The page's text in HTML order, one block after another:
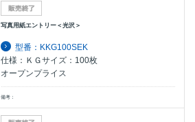
写真用紙エントリー＜光沢＞
型番：KKG100SEK
仕様：ＫＧサイズ：100枚
オープンプライス
備考：